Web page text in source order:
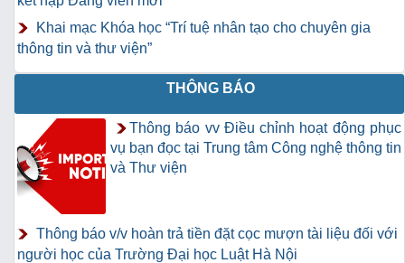
Khai mạc Khóa học “Trí tuệ nhân tạo cho chuyên gia
thông tin và thư viện”
THÔNG BÁO
Thông báo vv Điều chỉnh hoạt động phục
vụ bạn đọc tại Trung tâm Công nghệ thông tin
và Thư viện
Thông báo v/v hoàn trả tiền đặt cọc mượn tài liệu đối với
người học của Trường Đại học Luật Hà Nội